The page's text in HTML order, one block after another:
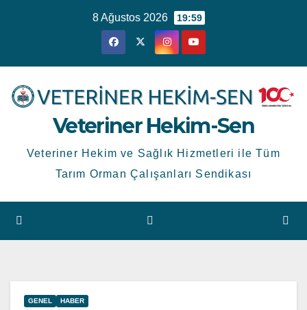
8 Ağustos 2026 19:59
Veteriner Hekim-Sen
Veteriner Hekim ve Sağlık Hizmetleri ile Tüm
Tarım Orman Çalışanları Sendikası
GENEL HABER